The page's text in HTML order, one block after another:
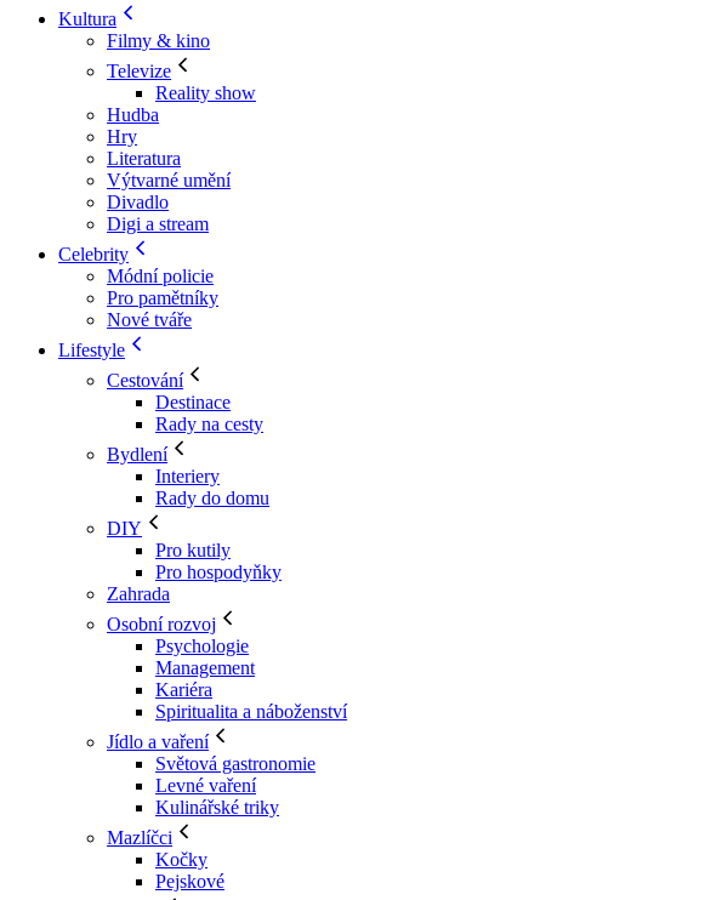
Kultura
Filmy & kino
Televize
Reality show
Hudba
Hry
Literatura
Výtvarné umění
Divadlo
Digi a stream
Celebrity
Módní policie
Pro pamětníky
Nové tváře
Lifestyle
Cestování
Destinace
Rady na cesty
Bydlení
Interiery
Rady do domu
DIY
Pro kutily
Pro hospodyňky
Zahrada
Osobní rozvoj
Psychologie
Management
Kariéra
Spiritualita a náboženství
Jídlo a vaření
Světová gastronomie
Levné vaření
Kulinářské triky
Mazlíčci
Kočky
Pejskové